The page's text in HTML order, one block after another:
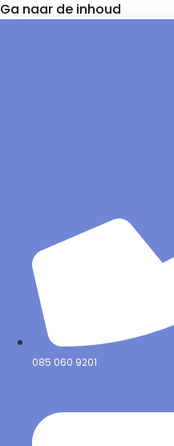
Ga naar de inhoud
085 060 9201